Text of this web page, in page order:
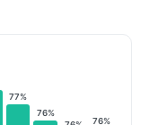
77%
76%
76%